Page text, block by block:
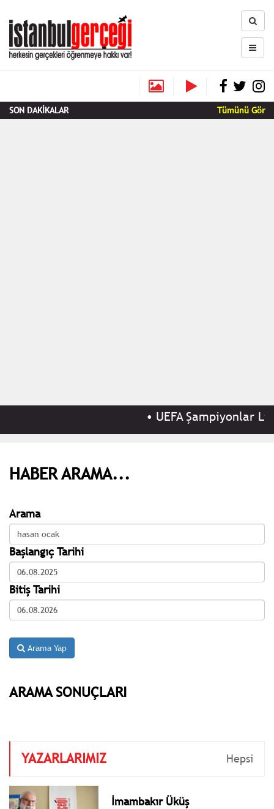
SON DAKİKALAR Tümünü Gör
•UEFA Şampiyonlar
HABER ARAMA...
Arama
Başlangıç Tarihi
Bitiş Tarihi
Arama Yap
ARAMA SONUÇLARI
YAZARLARIMIZ Hepsi
İmambakır Üküş